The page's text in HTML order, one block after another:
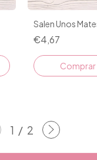
Salen Unos
€4,67
Comprar
1 / 2